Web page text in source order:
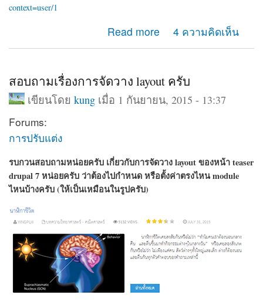
context=user/1
Read more
about ยังแก้ไม่ได้เป็นเหมือนเดิม การสร้าง view หรือ
blocks ครับ
4 ความคิดเห็น
สอบถามเรื่องการจัดวาง layout ครับ
เขียนโดย kungเมื่อ 1 กันยายน, 2015 - 13:37
Forums:
การปรับแต่ง
รบกวนสอบถามหน่อยครับ เกี่ยวกับการจัดวาง layout ของหน้า teaser
drupal 7 หน่อยครับ ว่าต้องไปกำหนด หรือตั้งค่าตรงไหน module
ไหนบ้างครับ (ให้เป็นเหมือนในรูปครับ)